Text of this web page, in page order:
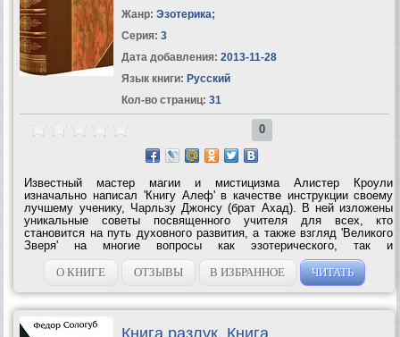
Жанр: Эзотерика;
Серия: 3
Дата добавления: 2013-11-28
Язык книги: Русский
Кол-во страниц: 31
0
Известный мастер магии и мистицизма Алистер Кроули
изначально написал 'Книгу Алеф' в качестве инструкции своему
лучшему ученику, Чарльзу Джонсу (брат Ахад). В ней изложены
уникальные советы посвященного учителя для всех, кто
становится на путь духовного развития, а также взгляд 'Великого
Зверя' на многие вопросы как эзотерического, так и
общефилософского свойства, во многом проясняющий его...
О КНИГЕ
ОТЗЫВЫ В ИЗБРАННОЕ ЧИТАТЬ
Книга разлук. Книга